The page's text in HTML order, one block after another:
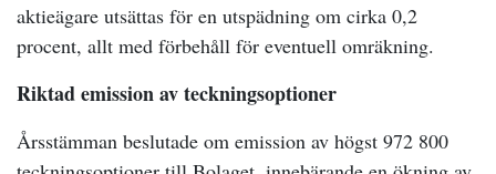
aktieägare utsättas för en utspädning om cirka 0,2
procent, allt med förbehåll för eventuell omräkning.
Riktad emission av teckningsoptioner
Årsstämman beslutade om emission av högst 972 800